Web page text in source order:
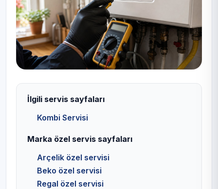
İlgili servis sayfaları
Kombi Servisi
Marka özel servis sayfaları
Arçelik özel servisi
Beko özel servisi
Regal özel servisi